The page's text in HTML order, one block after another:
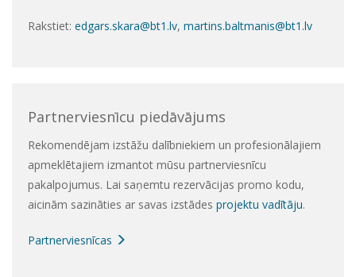
Rakstiet: edgars.skara@bt1.lv, martins.baltmanis@bt1.lv
Partnerviesnīcu piedāvājums
Rekomendējam izstāžu dalībniekiem un profesionālajiem
apmeklētajiem izmantot mūsu partnerviesnīcu
pakalpojumus. Lai saņemtu rezervācijas promo kodu,
aicinām sazināties ar savas izstādes projektu vadītāju.
Partnerviesnīcas